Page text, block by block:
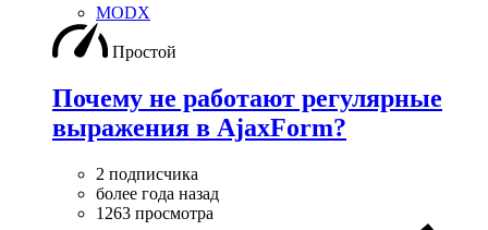
MODX
Простой
Почему не работают регулярные
выражения в AjaxForm?
2 подписчика
более года назад
1263 просмотра